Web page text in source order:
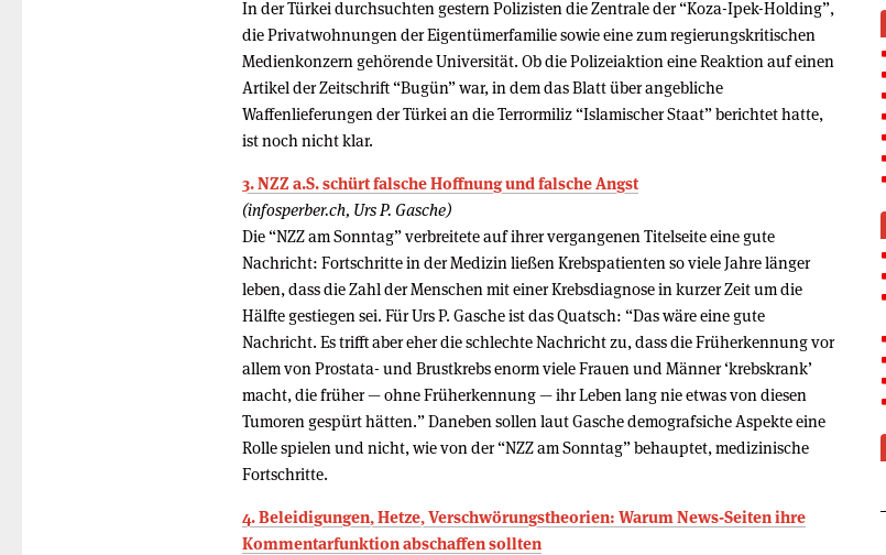
In der Türkei durchsuchten gestern Polizisten die Zentrale der “Koza-Ipek-Holding”,
die Privatwohnungen der Eigentümerfamilie sowie eine zum regierungskritischen
Medienkonzern gehörende Universität. Ob die Polizeiaktion eine Reaktion auf einen
Artikel der Zeitschrift “Bugün” war, in dem das Blatt über angebliche
Waffenlieferungen der Türkei an die Terrormiliz “Islamischer Staat” berichtet hatte,
ist noch nicht klar.
3. NZZ a.S. schürt falsche Hoffnung und falsche Angst
(infosperber.ch, Urs P. Gasche)
Die “NZZ am Sonntag” verbreitete auf ihrer vergangenen Titelseite eine gute
Nachricht: Fortschritte in der Medizin ließen Krebspatienten so viele Jahre länger
leben, dass die Zahl der Menschen mit einer Krebsdiagnose in kurzer Zeit um die
Hälfte gestiegen sei. Für Urs P. Gasche ist das Quatsch: “Das wäre eine gute
Nachricht. Es trifft aber eher die schlechte Nachricht zu, dass die Früherkennung vor
allem von Prostata- und Brustkrebs enorm viele Frauen und Männer ‘krebskrank’
macht, die früher — ohne Früherkennung — ihr Leben lang nie etwas von diesen
Tumoren gespürt hätten.” Daneben sollen laut Gasche demografsiche Aspekte eine
Rolle spielen und nicht, wie von der “NZZ am Sonntag” behauptet, medizinische
Fortschritte.
4. Beleidigungen, Hetze, Verschwörungstheorien: Warum News-Seiten ihre
Kommentarfunktion abschaffen sollten